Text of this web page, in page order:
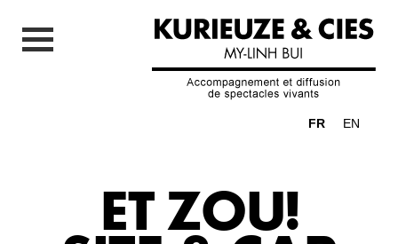
FR EN
ET ZOU!